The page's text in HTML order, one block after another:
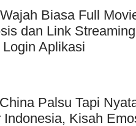
Biasa Full
dan Link
Aplikasi
Palsu Tapi
Kisah